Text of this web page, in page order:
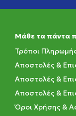
Μάθε τα πάντα
Τρόποι
Αποστολές &
Αποστολές &
Αποστολές &
Όροι Χρήσης &